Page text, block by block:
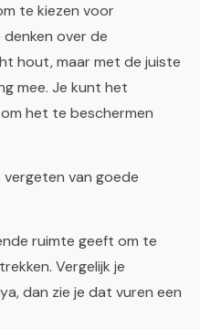
te kiezen voor
over de
hout, maar met de juiste
mee. Je kunt het
het te beschermen
van goede
ruimte geeft om te
Vergelijk je
dan zie je dat vuren een